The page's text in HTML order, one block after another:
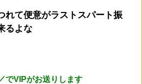
れて便意がラストスパート振
るよな
でVIPがお送りします